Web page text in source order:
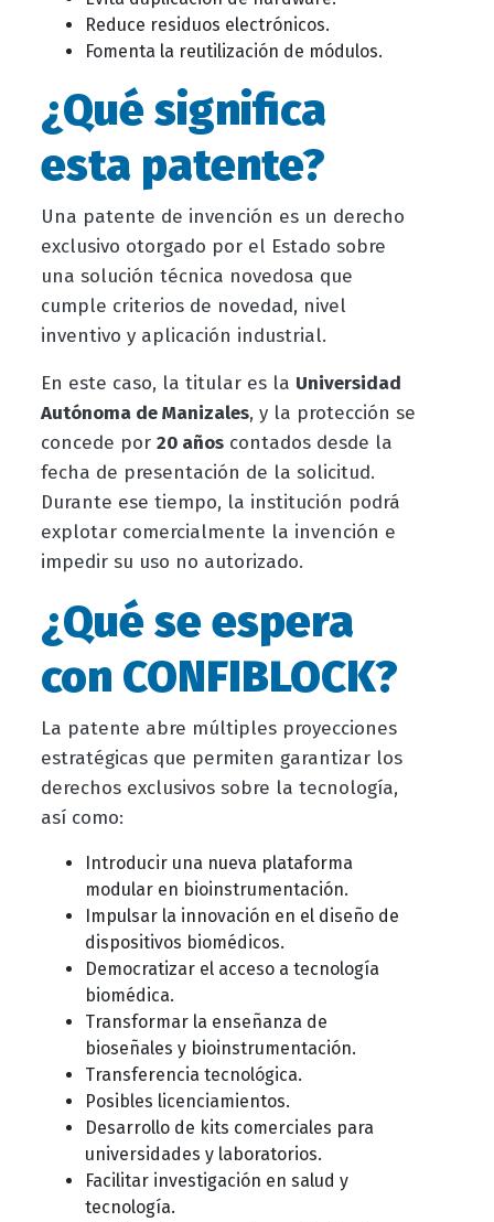
Reduce residuos electrónicos.
Fomenta la reutilización de módulos.
¿Qué significa
esta patente?
Una patente de invención es un derecho
exclusivo otorgado por el Estado sobre
una solución técnica novedosa que
cumple criterios de novedad, nivel
inventivo y aplicación industrial.
En este caso, la titular es la Universidad
Autónoma de Manizales, y la protección se
concede por 20 añoscontados desde la
fecha de presentación de la solicitud.
Durante ese tiempo, la institución podrá
explotar comercialmente la invención e
impedir su uso no autorizado.
¿Qué se espera
con CONFIBLOCK?
La patente abre múltiples proyecciones
estratégicas que permiten garantizar los
derechos exclusivos sobre la tecnología,
así como:
Introducir una nueva plataforma
modular en bioinstrumentación.
Impulsar la innovación en el diseño de
dispositivos biomédicos.
Democratizar el acceso a tecnología
biomédica.
Transformar la enseñanza de
bioseñales y bioinstrumentación.
Transferencia tecnológica.
Posibles licenciamientos.
Desarrollo de kits comerciales para
universidades y laboratorios.
Facilitar investigación en salud y
tecnología.